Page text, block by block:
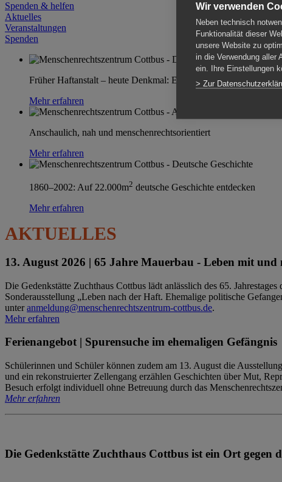
Spenden & helfen
Aktuelles
Veranstaltungen
Spenden
Früher Haftanstalt – heute Denkmal: Einen Ort im Wandel erleben
Mehr erfahren
Anschaulich, nah und menschenrechtsorientiert
Mehr erfahren
1860–2002: Auf 22.000m2 deutsche Geschichte entdecken
Mehr erfahren
AKTUELLES
13. August 2026 | 65 Jahre Mauerbau - Leben mit
Die Gedenkstätte Zuchthaus Cottbus lädt anlässlich des 65.
Sonderausstellung „Leben nach der Haft. Ehemalige politische
unteranmeldung@menschenrechtszentrum-cottbus.de.
Mehr erfahren
Ferienangebot | Spurensuche im ehemaligen Gefängnis
Schülerinnen und Schüler können zudem am 13. August die
und ein rekonstruierter Zellengang erzählen Geschichten über Mut,
Besuch erfolgt individuell ohne Betreuung durch das
Mehr erfahren
Die Gedenkstätte Zuchthaus Cottbus ist ein Ort gegen
Wir verwenden
Neben technisch
Funktionalität dieser
unsere Website zu
in die Verwendung aller
ein. Ihre Einstellungen
> Zur